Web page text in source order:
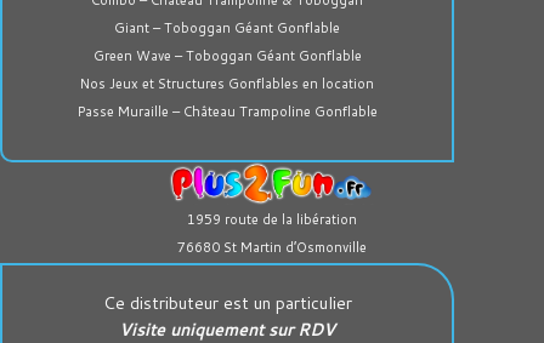
Giant – Toboggan Géant Gonflable
Green Wave – Toboggan Géant Gonflable
Nos Jeux et Structures Gonflables en location
Passe Muraille – Château Trampoline Gonflable
1959 route de la libération
76680 St Martin d’Osmonville
Ce distributeur est un particulier
Visite uniquement sur RDV